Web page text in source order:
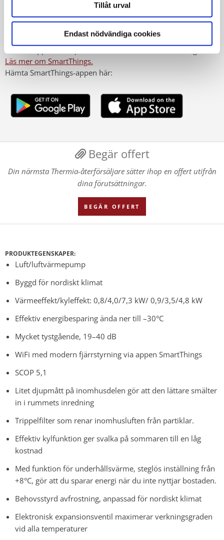
Tillåt urval
Endast nödvändiga cookies
behöver kontrolleras samt möjlighet att röststyra
värmepumpen
SmartThings användas av många ledande varumärken och du
Läs mer om SmartThings.
Hämta SmartThings-appen här:
Begär offert
Din närmsta Thermia-återförsäljare sätter ihop en offert utifrån
dina förutsättningar.
BEGÄR OFFERT
PRODUKTEGENSKAPER:
Luft/luftvärmepump
Byggd för nordiskt klimat
Värmeeffekt/kyleffekt: 0,8/4,0/7,3 kW/ 0,9/3,5/4,8 kW
Effektiv energibesparing ända ner till –30°C
Mycket tystgående, 19–40 dB
WiFi med modern fjärrstyrning via appen SmartThings
SCOP 5,1
Litet djupmått på inomhusdelen gör att den lättare smälter
in i rummets inredning
Trippelfilter som renar inomhusluften från partiklar.
Effektiv kylfunktion ger svalka på sommaren till en låg
kostnad
Med funktion för underhållsvärme, steglös inställning från
+8°C, gör att du sparar energi när du inte nyttjar bostaden.
Behovsstyrd avfrostning, anpassad för nordiskt klimat
Elektronisk expansionsventil maximerar verkningsgraden
vid alla temperaturer